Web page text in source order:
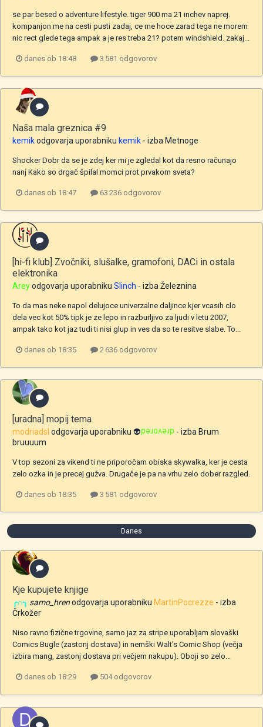
se par besed o adventure lifestyle. tiger 900 ma 21 inchev naprej.
kompanjon me na cesti pusti zadaj, ce me hoce zarad tega ne morem
nic rect glede tega ampak a je res treba 21? potem windshield. zakaj...
danes ob 18:48 3 581 odgovorov
Naša mala greznica #9
kemikodgovarja uporabniku kemik - izba Metnoge
Shocker Dobr da se je zdej ker mi je zgledal kot da resno računajo
nanj Kako so drgač špilal momci prot prvakom sveta?
danes ob 18:47 63 236 odgovorov
[hi-fi klub] Zvočniki, slušalke, gramofoni, DACi in ostala
elektronika
Areyodgovarja uporabniku Slinch - izba Železnina
To da mas neke napol delujoce univerzalne daljince kjer vcasih clo
dela vec kot 50% tipk je ze lepo in razburljivo za ljudi v letu 2007,
ampak tako kot jaz tudi ti nisi glup in ves da so te resitve slabe. To...
danes ob 18:35 2 636 odgovorov
[uradna] mopij tema
modriadsl odgovarja uporabniku 👽drevored - izba Brum
bruuuum
V top sezoni za vikend ti ne priporočam obiska skywalka, ker je cesta
zelo ozka in je precej gužva. Drugače je pa na vrhu zelo dober razgled.
danes ob 18:35 3 581 odgovorov
Danes
Kje kupujete knjige
╭∩╮ samo_hrenodgovarja uporabniku MartinPocrezze - izba
Črkožer
Niso ravno fizične trgovine, samo jaz za stripe uporabljam slovaški
Comics Bugle (zastonj dostava) in nemški Walt's Comic Shop (večja
izbira mang, zastonj dostava pri večjem nakupu). Oboji so zelo...
danes ob 18:29 504 odgovorov